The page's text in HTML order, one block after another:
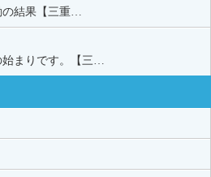
結果【三重…
まりです。【三…